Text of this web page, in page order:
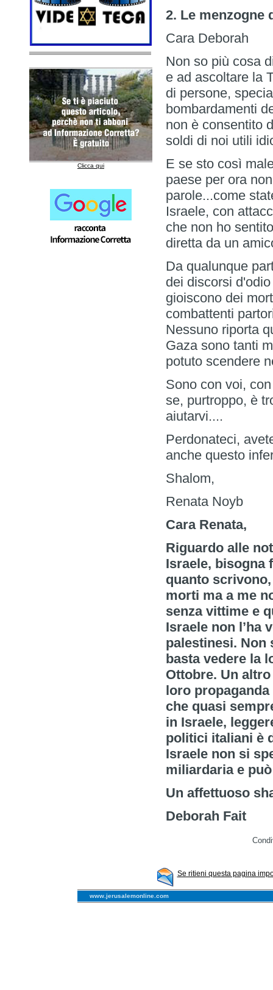
Clicca qui
2. Le menzogne
Cara Deborah
Non so più cosa
e ad ascoltare la
di persone,
bombardamenti
non è consentito
soldi di noi utili
E se sto così
paese per ora
parole...come
Israele, con
che non ho
diretta da un
Da qualunque
dei discorsi
gioiscono dei
combattenti
Nessuno riporta
Gaza sono tanti
potuto scendere
Sono con voi,
se, purtroppo, è
aiutarvi....
Perdonateci,
anche questo
Shalom,
Renata Noyb
Cara Renata,
Riguardo alle
Israele, bisogna
quanto
morti ma a me
senza vittime e
Israele non l’ha
palestinesi. Non
basta vedere la
Ottobre. Un
loro
che quasi
in Israele,
politici italiani è
Israele non si
miliardaria e
Un affettuoso
Deborah Fait
Se ritieni questa pagina
www.jerusalemonline.com